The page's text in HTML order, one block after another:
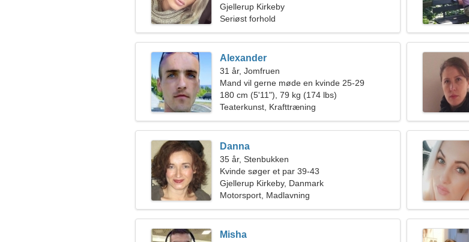
Gjellerup Kirkeby
Seriøst forhold
Alexander
31 år, Jomfruen
Mand vil gerne møde en kvinde 25-29
180 cm (5'11"), 79 kg (174 lbs)
Teaterkunst, Krafttræning
Danna
35 år, Stenbukken
Kvinde søger et par 39-43
Gjellerup Kirkeby, Danmark
Motorsport, Madlavning
Misha